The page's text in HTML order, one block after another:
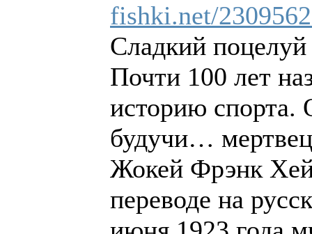
fishki.net/
Сладкий
Почти 100 лет
историю спорта.
будучи…
Жокей Фрэнк
переводе на